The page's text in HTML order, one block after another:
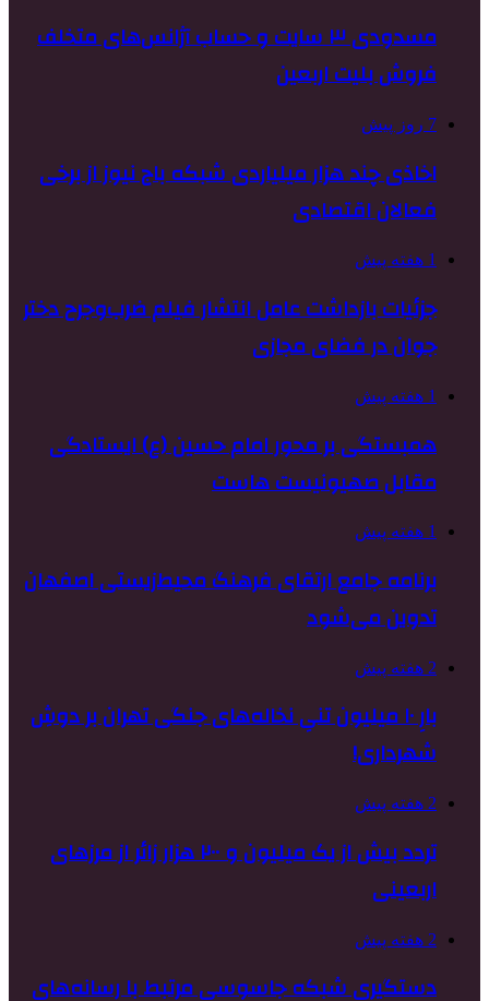
مسدودی ۳ سایت و حساب آژانس‌های متخلف
فروش بلیت اربعین
7 روز پیش
اخاذی چند هزار میلیاردی شبکه باج نیوز از برخی
فعالان اقتصادی
1 هفته پیش
جزئیات بازداشت عامل انتشار فیلم ضرب‌وجرح دختر
جوان در فضای مجازی
1 هفته پیش
همبستگی بر محور امام حسین (ع) ایستادگی
مقابل صهیونیست هاست
1 هفته پیش
برنامه جامع ارتقای فرهنگ محیط‌زیستی اصفهان
تدوین می‌شود
2 هفته پیش
بارِ ۱۰ میلیون تنیِ نخاله‌های جنگی تهران بر دوشِ
شهرداری!
2 هفته پیش
تردد بیش از یک میلیون و ۲۰۰ هزار زائر از مرزهای
اربعینی
2 هفته پیش
دستگیری شبکه جاسوسی مرتبط با رسانه‌های